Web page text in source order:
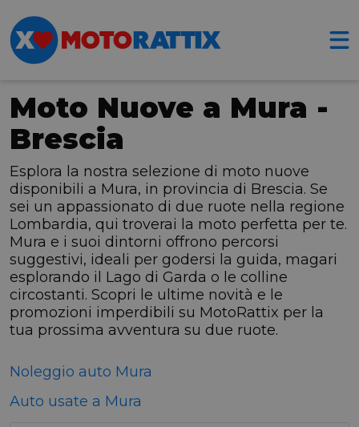
Moto Nuove a Mura -
Brescia
Esplora la nostra selezione di moto nuove
disponibili a Mura, in provincia di Brescia. Se
sei un appassionato di due ruote nella regione
Lombardia, qui troverai la moto perfetta per te.
Mura e i suoi dintorni offrono percorsi
suggestivi, ideali per godersi la guida, magari
esplorando il Lago di Garda o le colline
circostanti. Scopri le ultime novità e le
promozioni imperdibili su MotoRattix per la
tua prossima avventura su due ruote.
Noleggio auto Mura
Auto usate a Mura